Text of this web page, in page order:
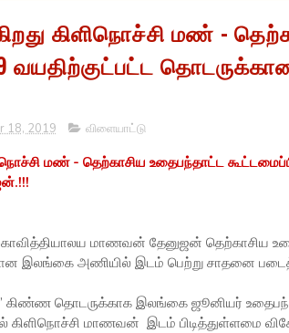
கிளிநொச்சி மண் -
வயதிற்குட்பட்ட
18, 2019 விளையாட்டு
மண் - தெற்காசிய உதைபந்தாட்ட‌
மகாவித்தியாலய மாணவன் தேனுஜன் தெற்காசிய
இலங்கை அணியில் இடம் பெற்று சாதனை
கிண்ண தொடருக்காக இலங்கை ஜூனியர்
கிளிநொச்சி மாணவன் இடம் பிடித்துள்ளமை